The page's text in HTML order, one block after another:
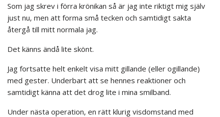
Som jag skrev i förra krönikan så är jag inte riktigt mig själv
just nu, men att forma små tecken och samtidigt sakta
återgå till mitt normala jag.
Det känns ändå lite skönt.
Jag fortsatte helt enkelt visa mitt gillande (eller ogillande)
med gester. Underbart att se hennes reaktioner och
samtidigt känna att det drog lite i mina smilband.
Under nästa operation, en rätt klurig visdomstand med